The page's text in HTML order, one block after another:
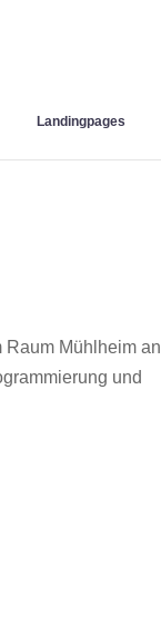
Landingpages
Raum Mühlheim an
und